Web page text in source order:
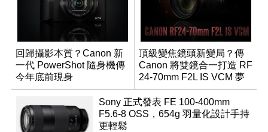
回歸攝影本質？Canon 新
一代 PowerShot 隨身機傳
今年底前現身
頂級變焦鏡頭新變局？傳
Canon 將雙鏡合一打造 RF
24-70mm F2L IS VCM 夢
幻規格
Sony 正式發表 FE 100-400mm
F5.6-8 OSS，654g 羽量化設計手持
更輕鬆